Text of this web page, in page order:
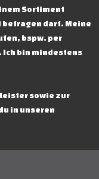
Sortiment
darf. Meine
bspw. per
Ich bin mindestens
sowie zur
in unseren